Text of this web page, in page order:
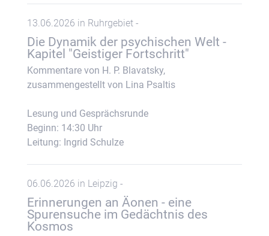
13.06.2026 in Ruhrgebiet -
Die Dynamik der psychischen Welt -
Kapitel "Geistiger Fortschritt"
Kommentare von H. P. Blavatsky,
zusammengestellt von Lina Psaltis
Lesung und Gesprächsrunde
Beginn: 14:30 Uhr
Leitung: Ingrid Schulze
06.06.2026 in Leipzig -
Erinnerungen an Äonen - eine
Spurensuche im Gedächtnis des
Kosmos